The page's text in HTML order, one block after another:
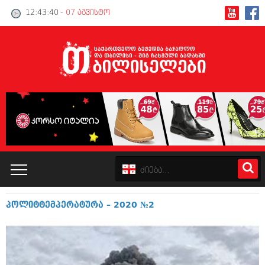
12:43:40 - 07 აგვისტო
კატალოგი
პოლიტიკა
ინტერვიუები
პოლიტტემპერატურა – 2020 №2